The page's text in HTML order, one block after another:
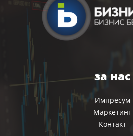
за нас
Импресум
Маркетинг
Контакт